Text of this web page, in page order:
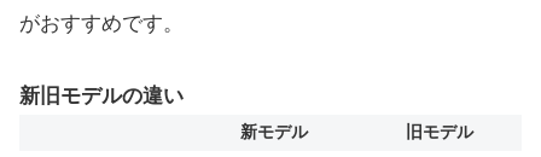
がおすすめです。
新旧モデルの違い
新モデル 旧モデル